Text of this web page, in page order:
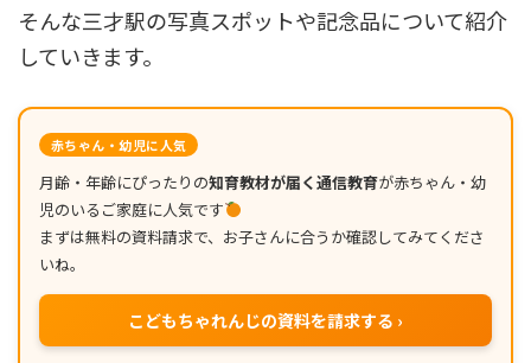
そんな三才駅の写真スポットや記念品について紹介
していきます。
赤ちゃん・幼児に人気
月齢・年齢にぴったりの知育教材が届く通信教育が赤ちゃん・幼
児のいるご家庭に人気です
まずは無料の資料請求で、お子さんに合うか確認してみてくださ
いね。
こどもちゃれんじの資料を請求する ›